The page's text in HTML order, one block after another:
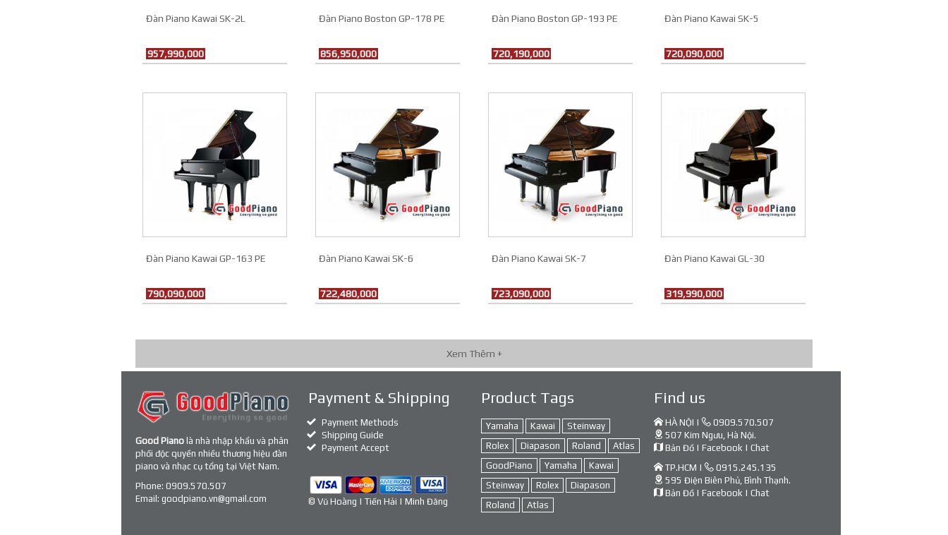
Đàn Piano Kawai SK-2L
957,990,000
Đàn Piano Boston GP-178 PE
856,950,000
Đàn Piano Boston GP-193 PE
720,190,000
Đàn Piano Kawai SK-5
720,090,000
Đàn Piano Kawai GP-163 PE
790,090,000
Đàn Piano Kawai SK-6
722,480,000
Đàn Piano Kawai SK-7
723,090,000
Đàn Piano Kawai GL-30
319,990,000
Xem Thêm +
Good Piano là nhà nhập khẩu và phân
phối độc quyền nhiều thương hiệu đàn
piano và nhạc cụ tổng tại Việt Nam.
Phone: 0909.570.507
Email: goodpiano.vn@gmail.com
Payment & Shipping
Payment Methods
Shipping Guide
Payment Accept
© Vũ Hoàng | Tiến Hải | Minh Đăng
Product Tags
Yamaha Kawai
Steinway
Rolex
Diapason Roland
Atlas
GoodPiano
Yamaha
Kawai
Steinway
Rolex
Diapason
Roland
Atlas
Find us
HÀ NỘI |
0909.570.507
507 Kim Ngưu, Hà Nội.
Bản Đồ | Facebook | Chat
TP.HCM |
0915.245.135
595 Điện Biên Phủ, Bình Thạnh.
Bản Đồ | Facebook | Chat